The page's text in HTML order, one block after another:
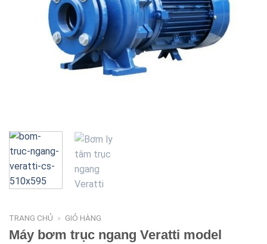
TRANG CHỦ » GIỎ HÀNG
Máy bơm trục ngang Veratti model